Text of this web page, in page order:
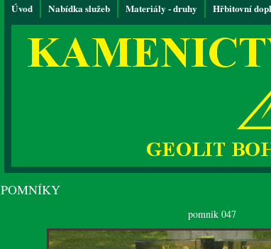
Úvod Nabídka služeb Materiály - druhy Hřbitovní
POMNÍKY
pomnik 047